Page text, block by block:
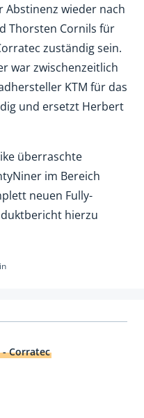
wieder nach
Thorsten Cornils für
zuständig sein.
war zwischenzeitlich
KTM für das
und ersetzt Herbert
überraschte
im Bereich
neuen Fully-
hierzu
Corratec